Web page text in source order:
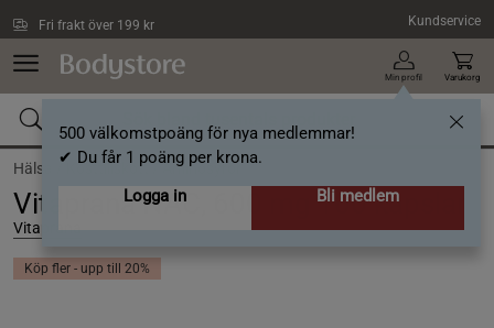
Fri frakt över 199 kr Kundservice
Min profil
500 välkomstpoäng för nya medlemmar!
✔ Du får 1 poäng per krona.
Logga in
Bli medlem
Varukorg
Hälsa / Kosttillskott /Aminosyror
Vitaprana NAC, 600 mg 100 kapslar
Vitaprana
Köp fler - upp till 20%